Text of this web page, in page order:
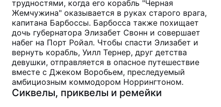
трудностями, когда его корабль "Черная
Жемчужина" оказывается в руках старого врага,
капитана Барбоссы. Барбосса также похищает
дочь губернатора Элизабет Свонн и совершает
набег на Порт Ройал. Чтобы спасти Элизабет и
вернуть корабль, Уилл Тернер, друг детства
девушки, отправляется в опасное путешествие
вместе с Джеком Воробьем, преследуемый
амбициозным коммодором Норрингтоном.
Сиквелы, приквелы и ремейки